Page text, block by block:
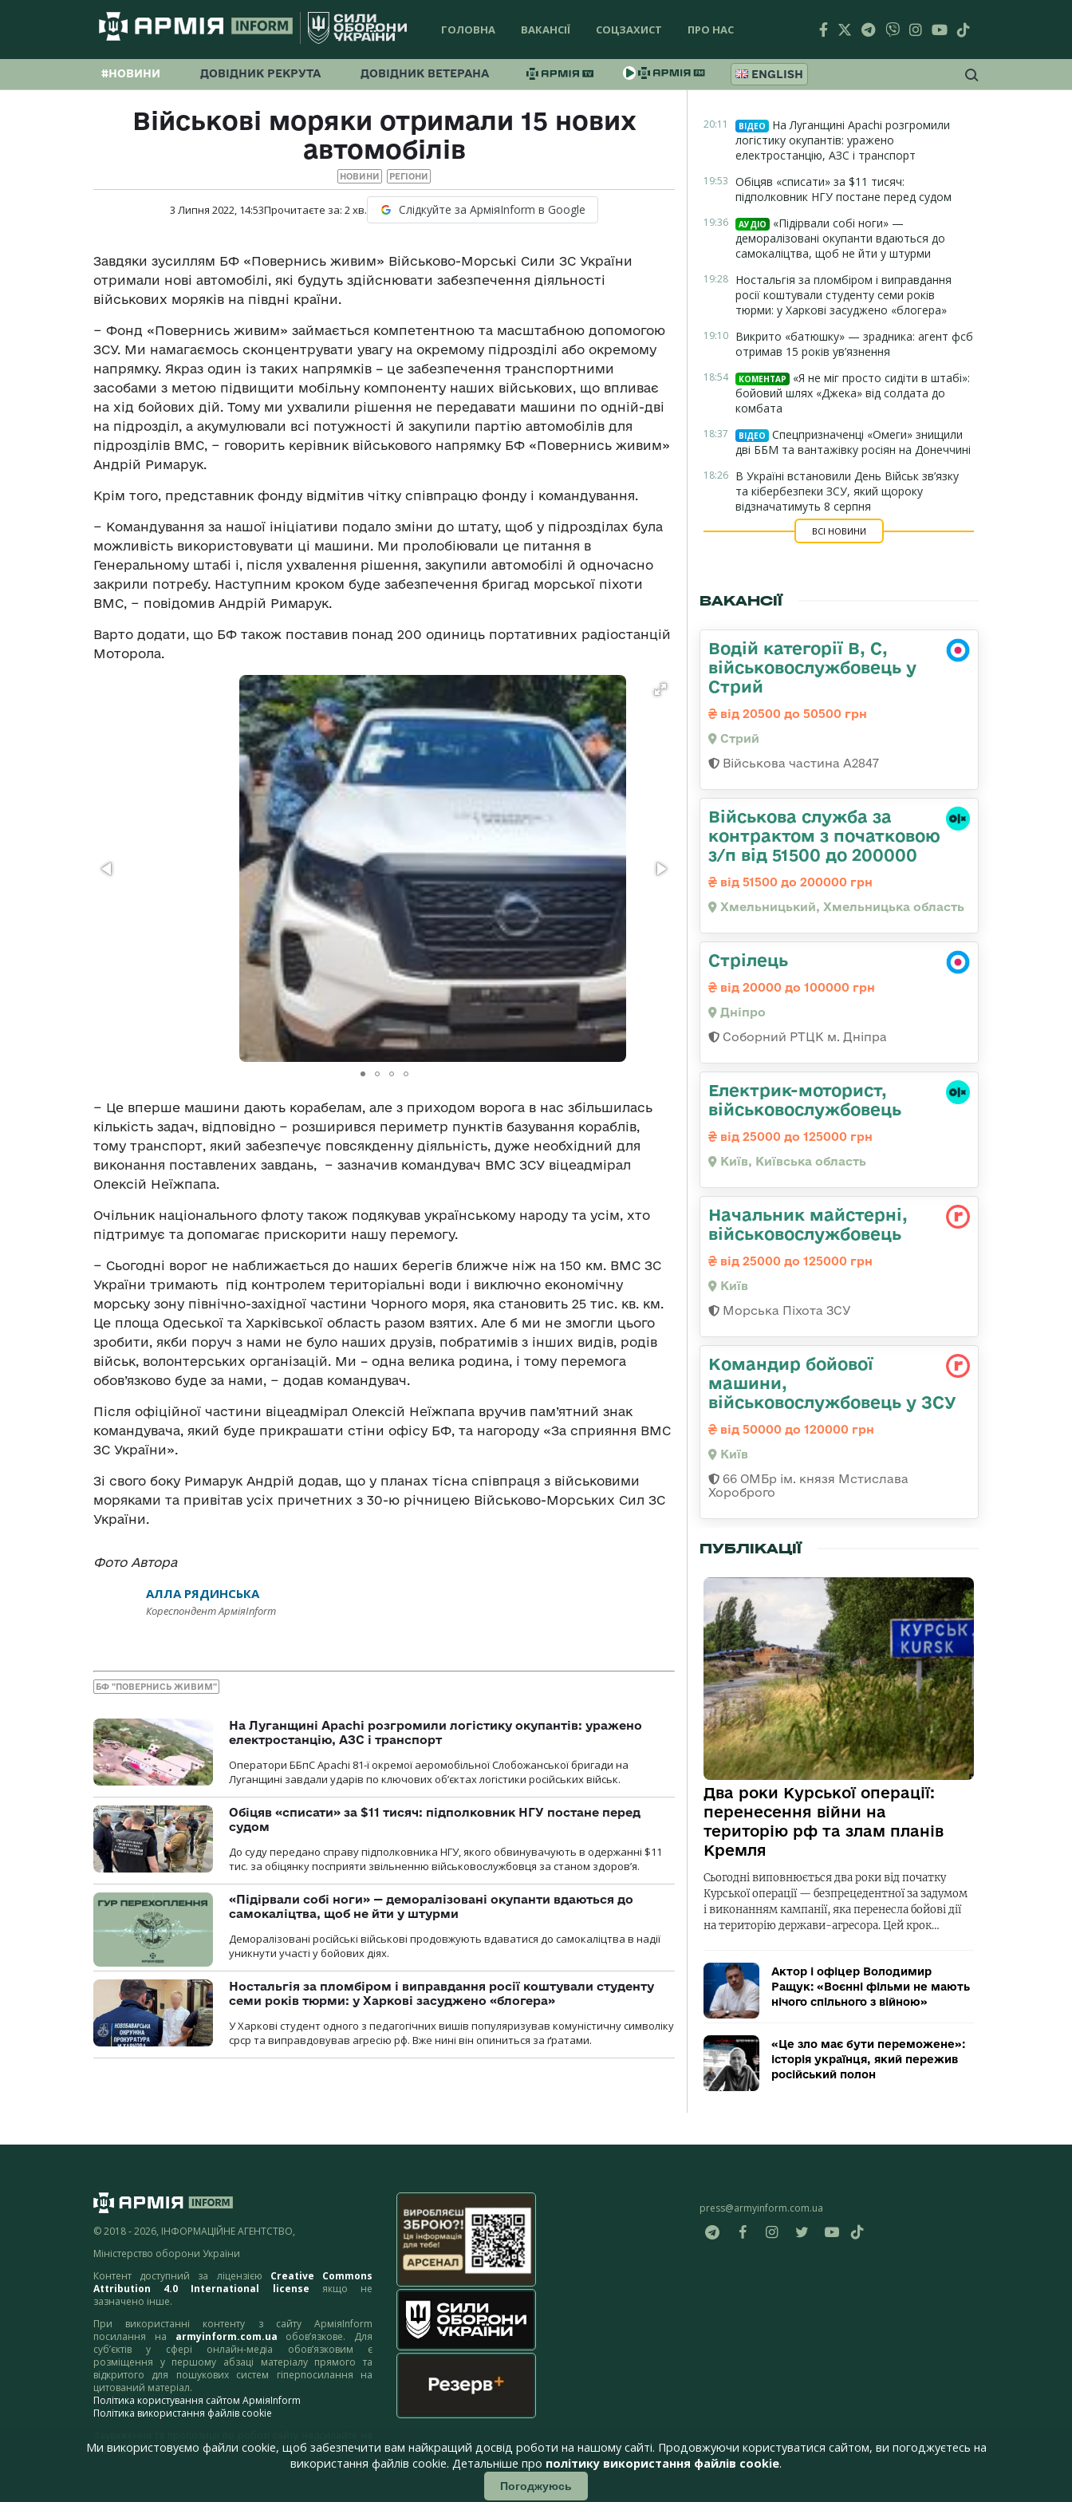
ГОЛОВНА ВАКАНСІЇ СОЦЗАХИСТ ПРО НАС
#НОВИНИ ДОВІДНИК РЕКРУТА ДОВІДНИК ВЕТЕРАНА ENGLISH
Військові моряки отримали 15 нових
автомобілів
НОВИНИ РЕГІОНИ
3 Липня 2022, 14:53Прочитаєте за: 2хв. Слідкуйте за АрміяInform в Google
Завдяки зусиллям БФ «Повернись живим» Військово-Морські Сили ЗС України
отримали нові автомобілі, які будуть здійснювати забезпечення діяльності
військових моряків на півдні країни.
− Фонд «Повернись живим» займається компетентною та масштабною допомогою
ЗСУ. Ми намагаємось сконцентрувати увагу на окремому підрозділі або окремому
напрямку. Якраз один із таких напрямків – це забезпечення транспортними
засобами з метою підвищити мобільну компоненту наших військових, що впливає
на хід бойових дій. Тому ми ухвалили рішення не передавати машини по одній-дві
на підрозділ, а акумулювали всі потужності й закупили партію автомобілів для
підрозділів ВМС, − говорить керівник військового напрямку БФ «Повернись живим»
Андрій Римарук.
Крім того, представник фонду відмітив чітку співпрацю фонду і командування.
− Командування за нашої ініціативи подало зміни до штату, щоб у підрозділах була
можливість використовувати ці машини. Ми пролобіювали це питання в
Генеральному штабі і, після ухвалення рішення, закупили автомобілі й одночасно
закрили потребу. Наступним кроком буде забезпечення бригад морської піхоти
ВМС, − повідомив Андрій Римарук.
Варто додати, що БФ також поставив понад 200 одиниць портативних радіостанцій
Моторола.
− Це вперше машини дають корабелам, але з приходом ворога в нас збільшилась
кількість задач, відповідно − розширився периметр пунктів базування кораблів,
тому транспорт, який забезпечує повсякденну діяльність, дуже необхідний для
виконання поставлених завдань, − зазначив командувач ВМС ЗСУ віцеадмірал
Олексій Неїжпапа.
Очільник національного флоту також подякував українському народу та усім, хто
підтримує та допомагає прискорити нашу перемогу.
− Сьогодні ворог не наближається до наших берегів ближче ніж на 150 км. ВМС ЗС
України тримають під контролем територіальні води і виключно економічну
морську зону північно-західної частини Чорного моря, яка становить 25 тис. кв. км.
Це площа Одеської та Харківської область разом взятих. Але б ми не змогли цього
зробити, якби поруч з нами не було наших друзів, побратимів з інших видів, родів
військ, волонтерських організацій. Ми – одна велика родина, і тому перемога
обов’язково буде за нами, − додав командувач.
Після офіційної частини віцеадмірал Олексій Неїжпапа вручив пам’ятний знак
командувача, який буде прикрашати стіни офісу БФ, та нагороду «За сприяння ВМС
ЗС України».
Зі свого боку Римарук Андрій додав, що у планах тісна співпраця з військовими
моряками та привітав усіх причетних з 30-ю річницею Військово-Морських Сил ЗС
України.
Фото Автора
АЛЛА РЯДИНСЬКА
Кореспондент АрміяInform
БФ "ПОВЕРНИСЬ ЖИВИМ"
На Луганщині Apachi розгромили логістику окупантів: уражено
електростанцію, АЗС і транспорт
Оператори ББпС Apachi 81-ї окремої аеромобільної Слобожанської бригади на
Луганщині завдали ударів по ключових об’єктах логістики російських військ.
Обіцяв «списати» за $11 тисяч: підполковник НГУ постане перед
судом
До суду передано справу підполковника НГУ, якого обвинувачують в одержанні $11
тис. за обіцянку посприяти звільненню військовослужбовця за станом здоров’я.
«Підірвали собі ноги» — деморалізовані окупанти вдаються до
самокаліцтва, щоб не йти у штурми
Деморалізовані російські військові продовжують вдаватися до самокаліцтва в надії
уникнути участі у бойових діях.
Ностальгія за пломбіром і виправдання росії коштували студенту
семи років тюрми: у Харкові засуджено «блогера»
У Харкові студент одного з педагогічних вишів популяризував комуністичну символіку
срср та виправдовував агресію рф. Вже нині він опиниться за ґратами.
20:11 ВІДЕО
На Луганщині Apachi розгромили
логістику окупантів: уражено
електростанцію, АЗС і транспорт
19:53 Обіцяв «списати» за $11 тисяч:
підполковник НГУ постане перед судом
19:36 АУДІО
«Підірвали собі ноги» —
деморалізовані окупанти вдаються до
самокаліцтва, щоб не йти у штурми
19:28 Ностальгія за пломбіром і виправдання
росії коштували студенту семи років
тюрми: у Харкові засуджено «блогера»
19:10 Викрито «батюшку» — зрадника: агент фсб
отримав 15 років ув’язнення
18:54 КОМЕНТАР
«Я не міг просто сидіти в штабі»:
бойовий шлях «Джека» від солдата до
комбата
18:37 ВІДЕО
Спецпризначенці «Омеги» знищили
дві ББМ та вантажівку росіян на Донеччині
18:26 В Україні встановили День Військ зв’язку
та кібербезпеки ЗСУ, який щороку
відзначатимуть 8 серпня
ВСІ НОВИНИ
ВАКАНСІЇ
Водій категорії B, C,
військовослужбовець у
Стрий
від 20500 до 50500 грн
Стрий
Військова частина А2847
Військова служба за
контрактом з початковою
з/п від 51500 до 200000
від 51500 до 200000 грн
Хмельницький, Хмельницька область
Стрілець
від 20000 до 100000 грн
Дніпро
Соборний РТЦК м. Дніпра
Електрик-моторист,
військовослужбовець
від 25000 до 125000 грн
Київ, Київська область
Начальник майстерні,
військовослужбовець
від 25000 до 125000 грн
Київ
Морська Піхота ЗСУ
Командир бойової
машини,
військовослужбовець у ЗСУ
від 50000 до 120000 грн
Київ
66 ОМБр ім. князя Мстислава
Хороброго
ПУБЛІКАЦІЇ
Два роки Курської операції:
перенесення війни на
територію рф та злам планів
Кремля
Сьогодні виповнюється два роки від початку
Курської операції — безпрецедентної за задумом
і виконанням кампанії, яка перенесла бойові дії
на територію держави-агресора. Цей крок…
Актор і офіцер Володимир
Ращук: «Воєнні фільми не мають
нічого спільного з війною»
«Це зло має бути переможене»:
історія українця, який пережив
російський полон
© 2018 - 2026, ІНФОРМАЦІЙНЕ АГЕНТСТВО,
Міністерство оборони України
Контент доступний за ліцензією Creative Commons
Attribution 4.0 International license якщо не
зазначено інше.
При використанні контенту з сайту АрміяInform
посилання на armyinform.com.ua обов’язкове. Для
суб’єктів у сфері онлайн-медіа обов’язковим є
розміщення у першому абзаці матеріалу прямого та
відкритого для пошукових систем гіперпосилання на
цитований матеріал.
Політика користування сайтом АрміяInform
Політика використання файлів cookie
адресу:webmaster@armyinform.com.ua
press@armyinform.com.ua
Ми використовуємо файли cookie, щоб забезпечити вам найкращий досвід роботи на нашому сайті. Продовжуючи користуватися сайтом, ви погоджуєтесь на
використання файлів cookie. Детальніше про політику використання файлів cookie.
Погоджуюсь